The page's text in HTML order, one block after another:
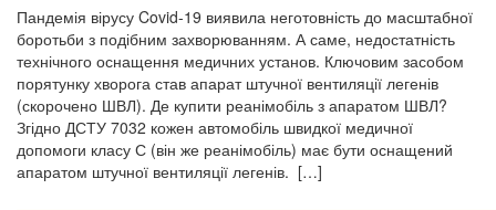
Пандемія вірусу Covid-19 виявила неготовність до масштабної
боротьби з подібним захворюванням. А саме, недостатність
технічного оснащення медичних установ. Ключовим засобом
порятунку хворога став апарат штучної вентиляції легенів
(скорочено ШВЛ). Де купити реанімобіль з апаратом ШВЛ?
Згідно ДСТУ 7032 кожен автомобіль швидкої медичної
допомоги класу С (він же реанімобіль) має бути оснащений
апаратом штучної вентиляції легенів. […]